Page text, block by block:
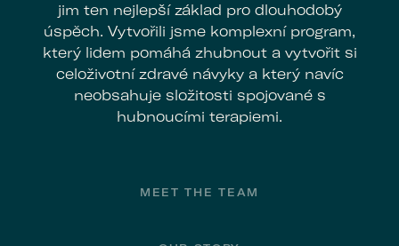
jim ten nejlepší základ pro dlouhodobý
úspěch. Vytvořili jsme komplexní program,
který lidem pomáhá zhubnout a vytvořit si
celoživotní zdravé návyky a který navíc
neobsahuje složitosti spojované s
hubnoucími terapiemi.
MEET THE TEAM